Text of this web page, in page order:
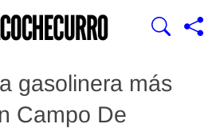
gasolinera más
Campo De